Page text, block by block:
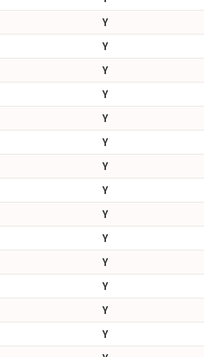
Y
Y
Y
Y
Y
Y
Y
Y
Y
Y
Y
Y
Y
Y